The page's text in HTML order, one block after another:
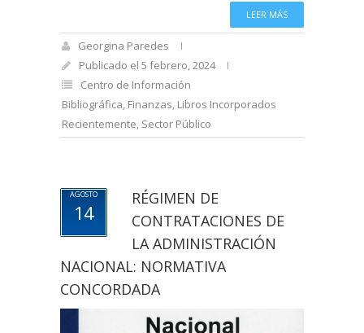
LEER MÁS
Georgina Paredes
Publicado el 5 febrero, 2024
Centro de Información
Bibliográfica, Finanzas, Libros Incorporados
Recientemente, Sector Público
AGOSTO
14
RÉGIMEN DE
CONTRATACIONES DE
LA ADMINISTRACIÓN
NACIONAL: NORMATIVA
CONCORDADA